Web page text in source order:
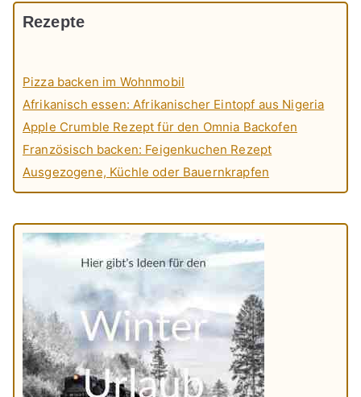
Rezepte
Pizza backen im Wohnmobil
Afrikanisch essen: Afrikanischer Eintopf aus Nigeria
Apple Crumble Rezept für den Omnia Backofen
Französisch backen: Feigenkuchen Rezept
Ausgezogene, Küchle oder Bauernkrapfen